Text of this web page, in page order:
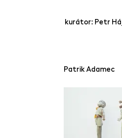
kurátor: Petr
Patrik Adamec